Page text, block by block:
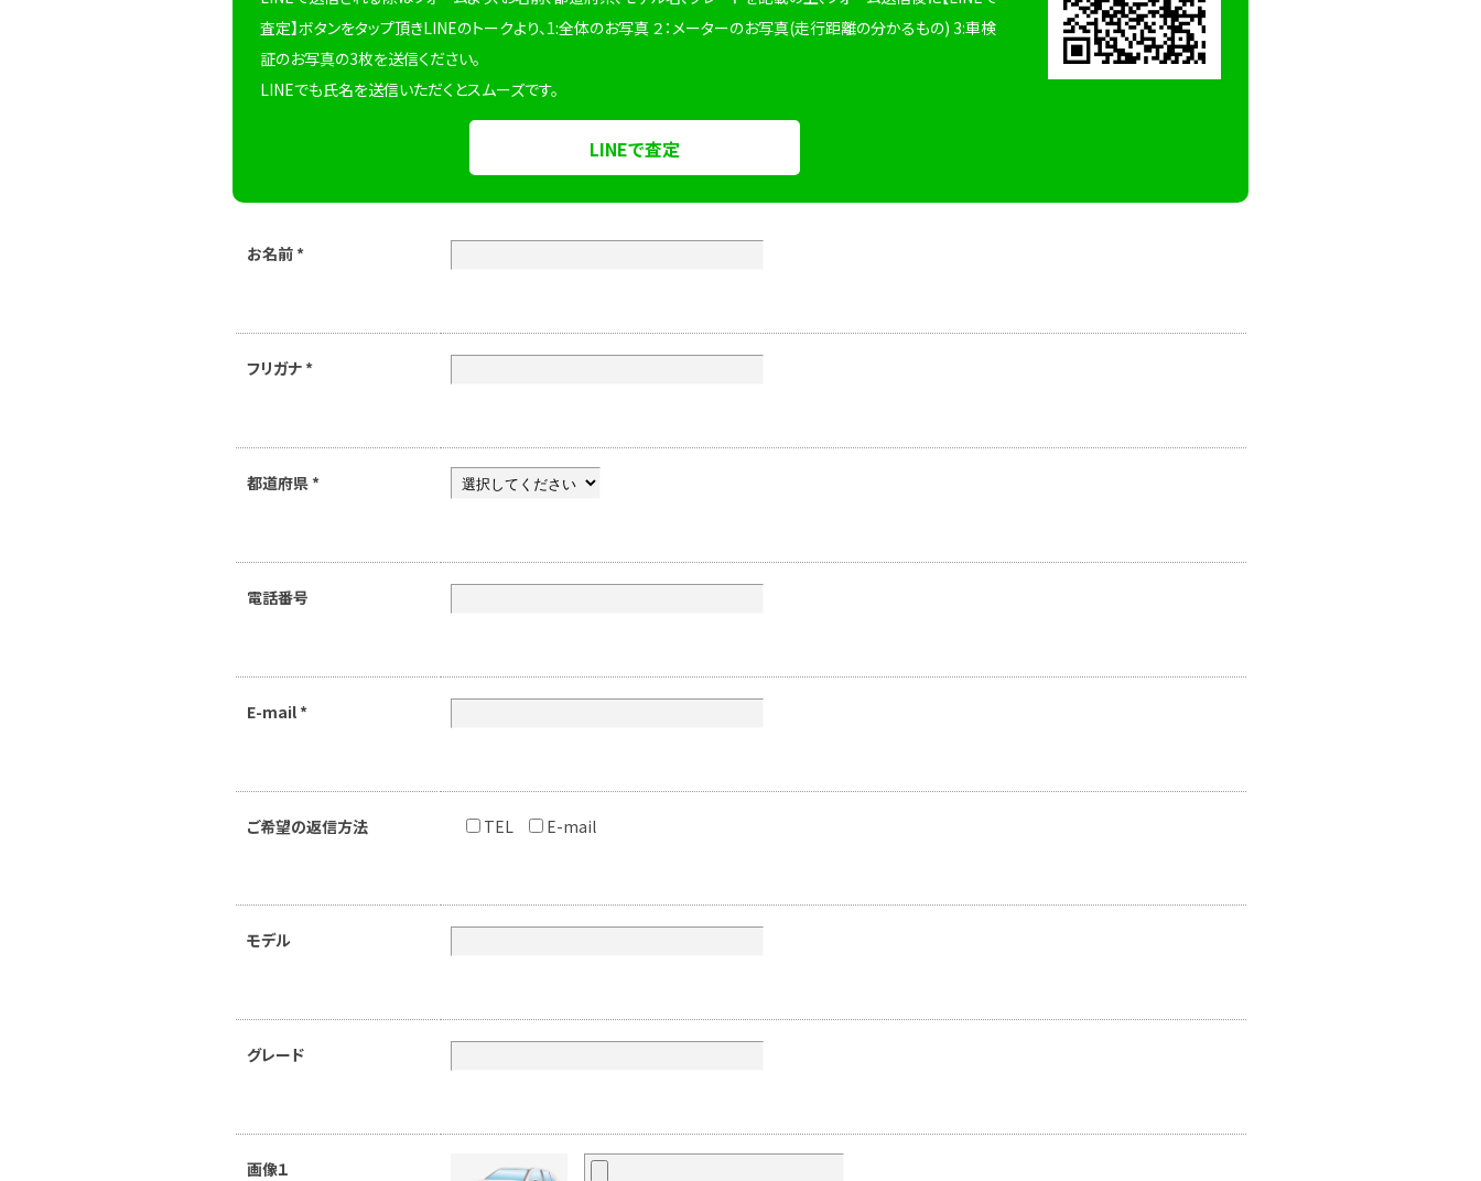
査定】ボタンをタップ頂きLINEのトークより、1:全体のお写真 ２：メーターのお写真(走行距離の分かるもの) 3:車検
証のお写真の3枚を送信ください。
LINEでも氏名を送信いただくとスムーズです。
LINEで査定
お名前 *
フリガナ *
都道府県 *
電話番号
E-mail *
ご希望の返信方法 TEL E-mail
モデル
グレード
画像１